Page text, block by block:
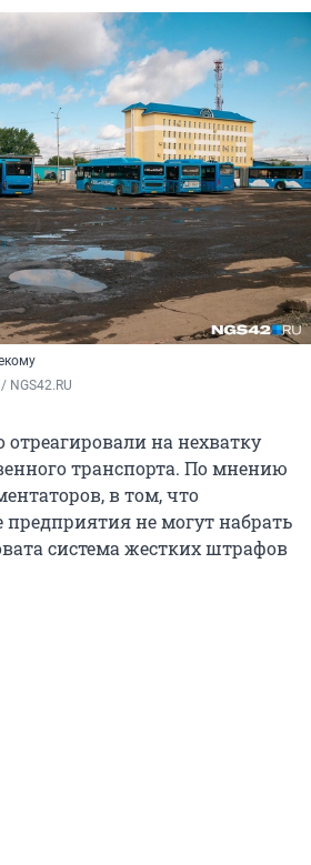
NGS42.RU
отреагировали на нехватку
транспорта. По мнению
в том, что
предприятия не могут набрать
система жестких штрафов